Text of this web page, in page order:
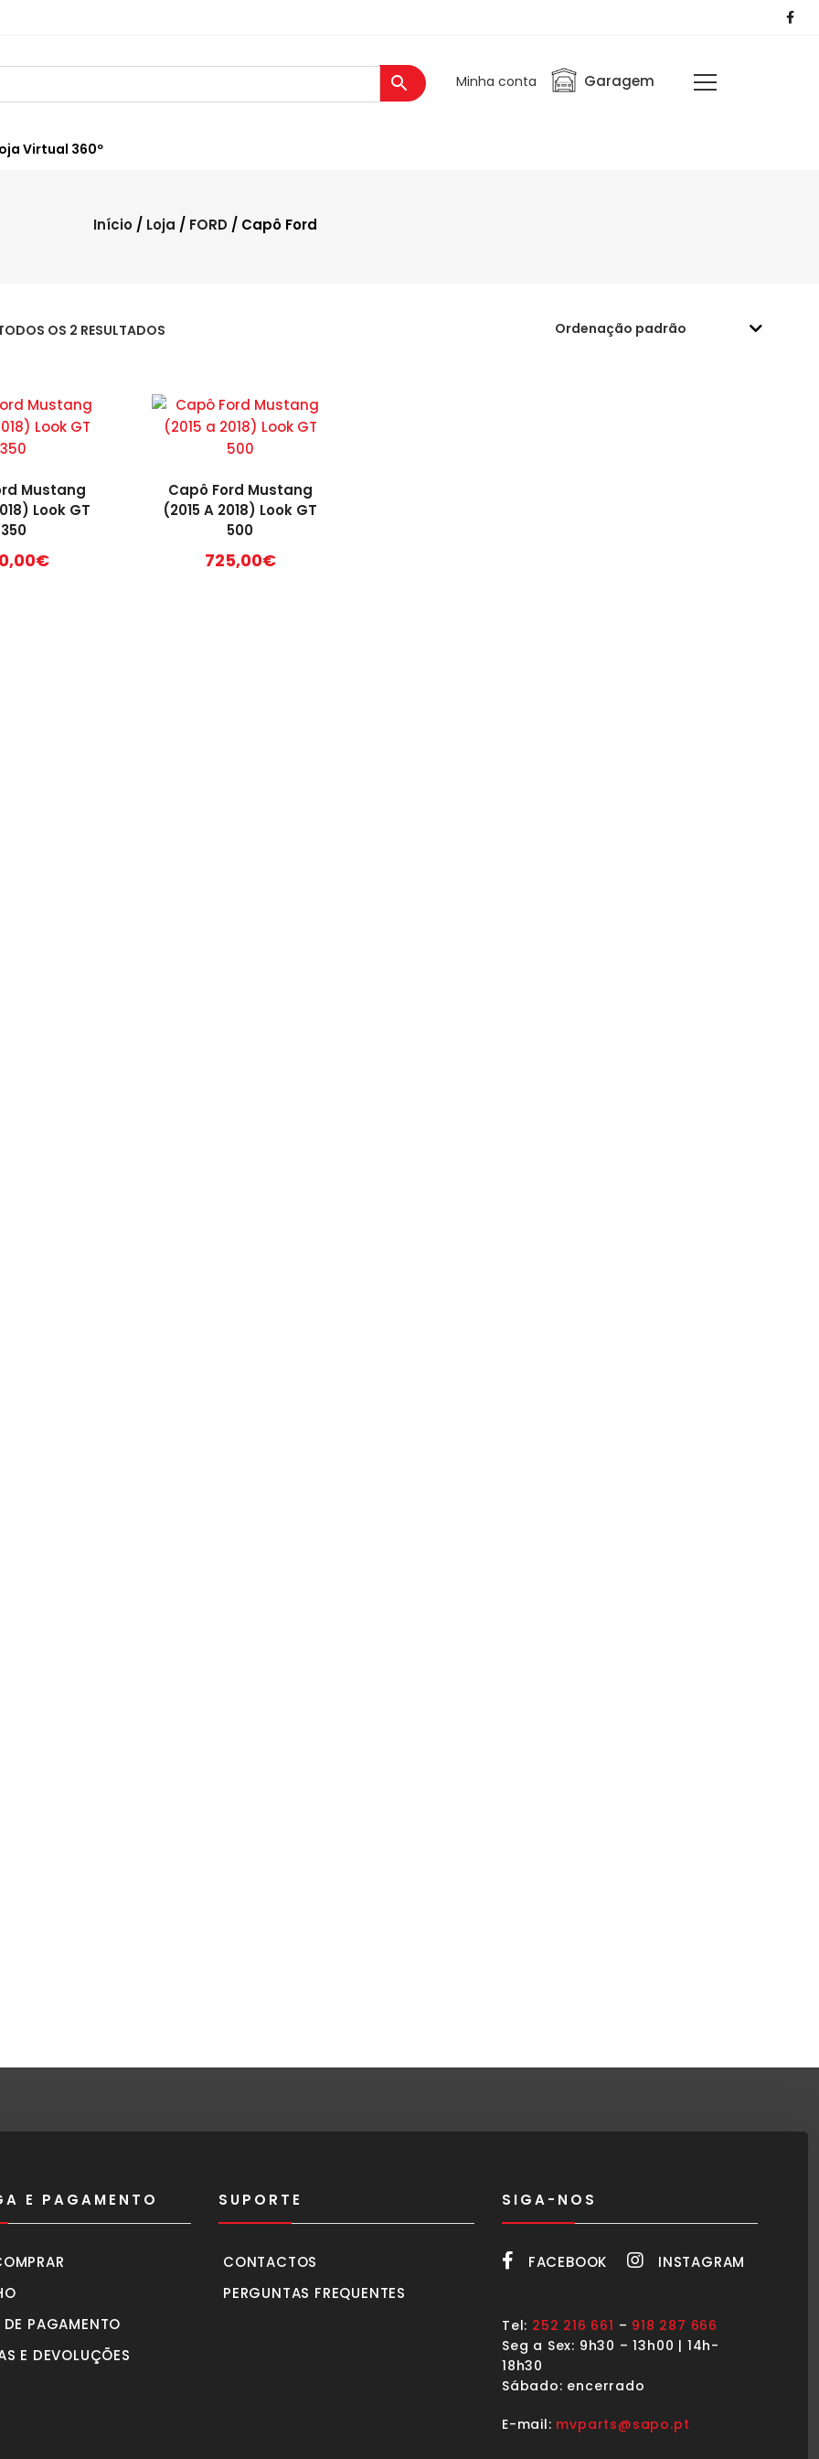
Minha conta Garagem
Virtual 360º
Início/ Loja / FORD/ Capô Ford
OS 2 RESULTADOS
Mustang
Look GT
350
€
Capô Ford Mustang
(2015 A 2018) Look GT
500
725,00€
E PAGAMENTO
DE PAGAMENTO
E DEVOLUÇÕES
SUPORTE
CONTACTOS
PERGUNTAS FREQUENTES
SIGA-NOS
FACEBOOK INSTAGRAM
Tel: 252 216 661 – 918 287 666
Seg a Sex: 9h30 – 13h00 | 14h-
18h30
Sábado: encerrado
E-mail: mvparts@sapo.pt